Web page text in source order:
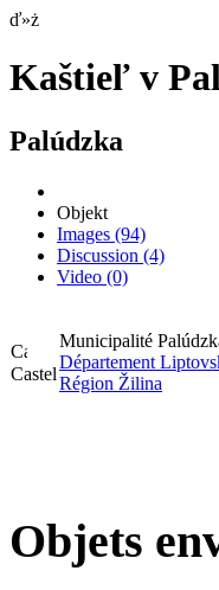
ď»ż
Kaštieľ v
Palúdzka
Objekt
Images (94)
Discussion (4)
Video (0)
Castel
Municipalité
Département
Région Žilina
Objets